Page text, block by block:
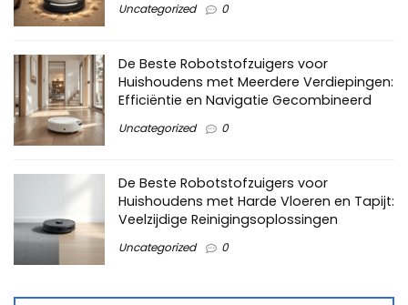
Uncategorized 0
De Beste Robotstofzuigers voor
Huishoudens met Meerdere Verdiepingen:
Efficiëntie en Navigatie Gecombineerd
Uncategorized 0
De Beste Robotstofzuigers voor
Huishoudens met Harde Vloeren en Tapijt:
Veelzijdige Reinigingsoplossingen
Uncategorized 0